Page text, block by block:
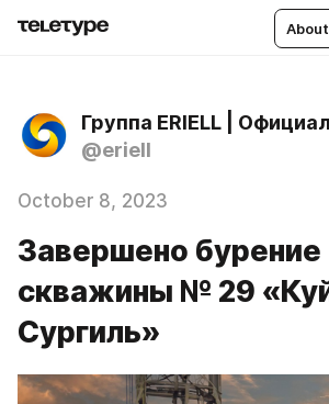
Группа ERIELL |
@eriell
October 8, 2023
Завершено бурение
скважины № 29
Сургиль»